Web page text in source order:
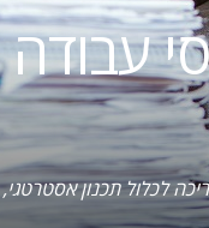
לכלול תכנון